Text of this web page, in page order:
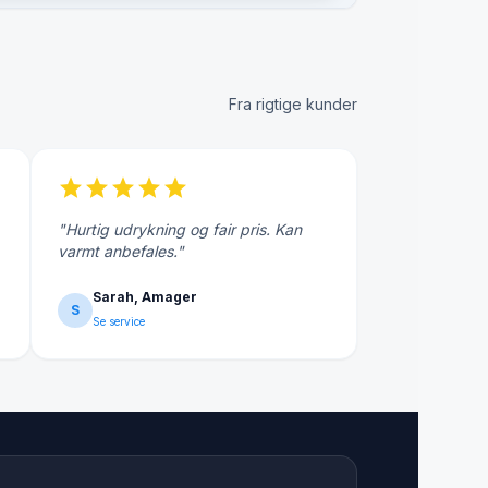
Fra rigtige kunder
starstarstarstarstar
"Hurtig udrykning og fair pris. Kan
varmt anbefales."
S
Sarah, Amager
Se service